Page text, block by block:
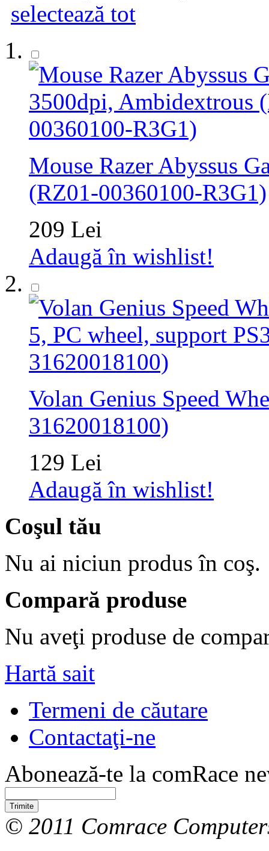
selectează tot
Mouse Razer Abyssus
(RZ01-00360100-R3G1)
209 Lei
Adaugă în wishlist!
Volan Genius Speed
31620018100)
129 Lei
Adaugă în wishlist!
Coşul tău
Nu ai niciun produs în coş.
Compară produse
Nu aveţi produse de
Hartă sait
Termeni de căutare
Contactaţi-ne
Abonează-te la comRace
Trimite
© 2011 Comrace